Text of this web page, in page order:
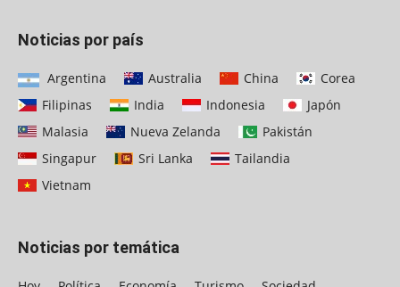
Noticias por país
Argentina Australia China
Corea
Filipinas
India Indonesia
Japón
Malasia
Nueva Zelanda
Pakistán
Singapur
Sri Lanka
Tailandia
Vietnam
Noticias por temática